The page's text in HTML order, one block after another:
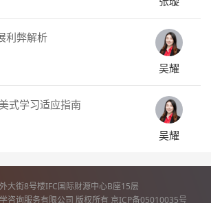
利弊解析
吴耀
式学习适应指南
吴耀
大街8号楼IFC国际财源中心B座15层
咨询服务有限公司 版权所有 京ICP备05010035号